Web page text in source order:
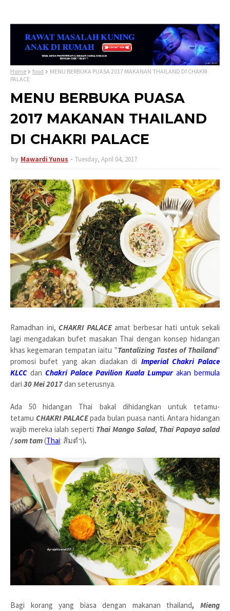
Home food
MENU BERBUKA PUASA 2017 MAKANAN THAILAND DI CHAKRI
PALACE
MENU BERBUKA PUASA
2017 MAKANAN THAILAND
DI CHAKRI PALACE
by Mawardi Yunus Tuesday, April 04, 2017
Ramadhan ini, CHAKRI PALACEamat berbesar hati untuk sekali
lagi mengadakan bufet masakan Thai dengan konsep hidangan
khas kegemaran tempatan iaitu "Tantalizing Tastes of Thailand"
promosi bufet yang akan diadakan di Imperial Chakri Palace
KLCC dan Chakri Palace Pavilion Kuala Lumpur akan bermula
dari 30 Mei 2017dan seterusnya.
Ada 50 hidangan Thai bakal dihidangkan untuk tetamu-
tetamu CHAKRI PALACEpada bulan puasa nanti. Antara hidangan
wajib mereka ialah seperti Thai Mango Salad, Thai Papaya salad
/ som tam(Thai: ส้มตำ).
Bagi korang yang biasa dengan makanan thailand,Mieng